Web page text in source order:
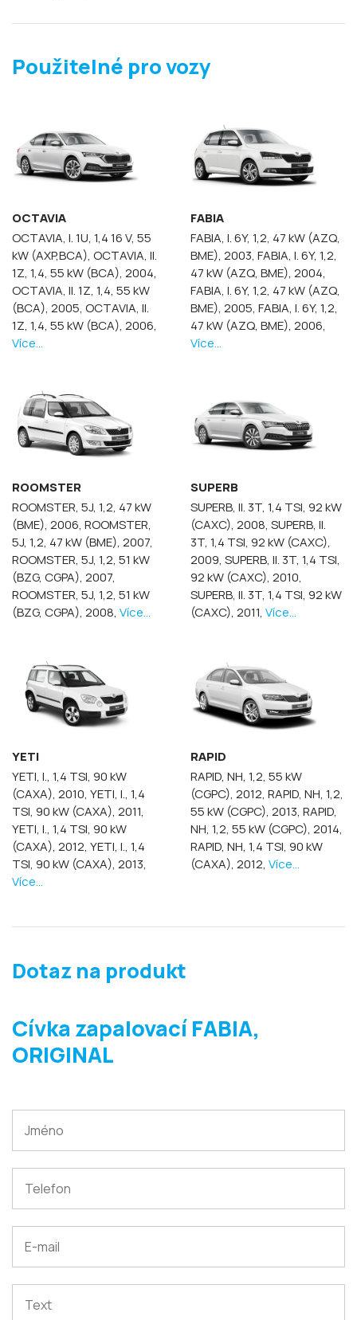
Použitelné pro vozy
OCTAVIA
OCTAVIA, I. 1U, 1,4 16 V, 55
kW (AXP,BCA), OCTAVIA, II.
1Z, 1,4, 55 kW (BCA), 2004,
OCTAVIA, II. 1Z, 1,4, 55 kW
(BCA), 2005, OCTAVIA, II.
1Z, 1,4, 55 kW (BCA), 2006,
Více...
FABIA
FABIA, I. 6Y, 1,2, 47 kW (AZQ,
BME), 2003, FABIA, I. 6Y, 1,2,
47 kW (AZQ, BME), 2004,
FABIA, I. 6Y, 1,2, 47 kW (AZQ,
BME), 2005, FABIA, I. 6Y, 1,2,
47 kW (AZQ, BME), 2006,
Více...
ROOMSTER
ROOMSTER, 5J, 1,2, 47 kW
(BME), 2006, ROOMSTER,
5J, 1,2, 47 kW (BME), 2007,
ROOMSTER, 5J, 1,2, 51 kW
(BZG, CGPA), 2007,
ROOMSTER, 5J, 1,2, 51 kW
(BZG, CGPA), 2008, Více...
SUPERB
SUPERB, II. 3T, 1,4 TSI, 92 kW
(CAXC), 2008, SUPERB, II.
3T, 1,4 TSI, 92 kW (CAXC),
2009, SUPERB, II. 3T, 1,4 TSI,
92 kW (CAXC), 2010,
SUPERB, II. 3T, 1,4 TSI, 92 kW
(CAXC), 2011, Více...
YETI
YETI, I., 1,4 TSI, 90 kW
(CAXA), 2010, YETI, I., 1,4
TSI, 90 kW (CAXA), 2011,
YETI, I., 1,4 TSI, 90 kW
(CAXA), 2012, YETI, I., 1,4
TSI, 90 kW (CAXA), 2013,
Více...
RAPID
RAPID, NH, 1,2, 55 kW
(CGPC), 2012, RAPID, NH, 1,2,
55 kW (CGPC), 2013, RAPID,
NH, 1,2, 55 kW (CGPC), 2014,
RAPID, NH, 1,4 TSI, 90 kW
(CAXA), 2012, Více...
Dotaz na produkt
Cívka zapalovací FABIA,
ORIGINAL